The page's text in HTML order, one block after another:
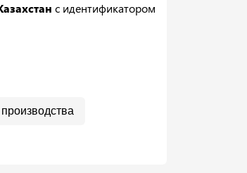
с идентификатором